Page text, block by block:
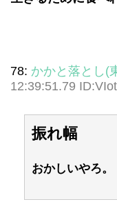
78: かかと落とし(
12:39:51.79
振れ幅
おかしいやろ。